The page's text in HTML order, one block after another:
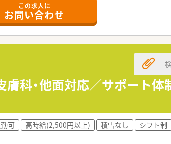
な給与が可能です。
手当が充実しています。
ライベートも確保できます。
服薬指導をお任せします。
なお悩みに対応していただきます。
の推進にも携われます。
たいという方におすすめです。
つけたい方に最適な環境です。
くり向き合いたい方にぴったりです。
この求人に
お問い合わせ
科・他面対応／サポート
可 高時給(2,500円以上) 積雪なし
シフト制